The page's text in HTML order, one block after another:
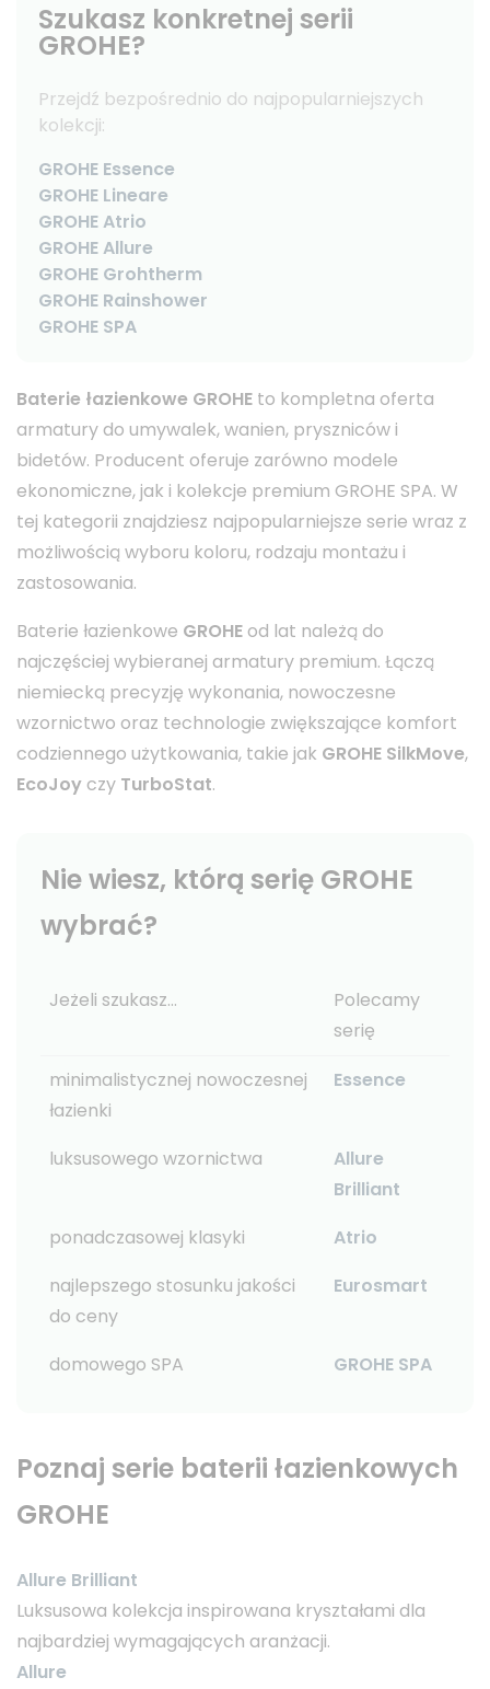
Szukasz konkretnej serii
GROHE?
Przejdź bezpośrednio do najpopularniejszych
kolekcji:
GROHE Essence
GROHE Lineare
GROHE Atrio
GROHE Allure
GROHE Grohtherm
GROHE Rainshower
GROHE SPA
Baterie łazienkowe GROHE to kompletna oferta
armatury do umywalek, wanien, pryszniców i
bidetów. Producent oferuje zarówno modele
ekonomiczne, jak i kolekcje premium GROHE SPA. W
tej kategorii znajdziesz najpopularniejsze serie wraz z
możliwością wyboru koloru, rodzaju montażu i
zastosowania.
Baterie łazienkowe GROHEod lat należą do
najczęściej wybieranej armatury premium. Łączą
niemiecką precyzję wykonania, nowoczesne
wzornictwo oraz technologie zwiększające komfort
codziennego użytkowania, takie jak GROHE SilkMove,
EcoJoyczy TurboStat.
Nie wiesz, którą serię GROHE
wybrać?
Jeżeli szukasz...
Polecamy
serię
minimalistycznej nowoczesnej
łazienki
Essence
luksusowego wzornictwa
Allure
Brilliant
ponadczasowej klasyki
Atrio
najlepszego stosunku jakości
do ceny
Eurosmart
domowego SPA GROHE SPA
Poznaj serie baterii łazienkowych
GROHE
Allure Brilliant
Luksusowa kolekcja inspirowana kryształami dla
najbardziej wymagających aranżacji.
Allure